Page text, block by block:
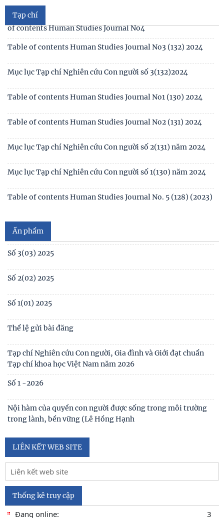
Thông báo 2773/TB-KHXH về Kết quả kiểm tra điều kiện,
tiêu chuẩn, văn bằng, chứng chỉ đối với thí
of contents Human Studies Journal No6
Mục lục tạp chí Nghiên cứu Con người số 5 (134) 2024 /Table
of contents Human Studies Journal No5
Mục lục tạp chí Nghiên cứu Con người số 4 (133) 2024 /Table
of contents Human Studies Journal No4
Table of contents Human Studies Journal No3 (132) 2024
Mục lục Tạp chí Nghiên cứu Con người số 3(132)2024
Table of contents Human Studies Journal No1 (130) 2024
Table of contents Human Studies Journal No2 (131) 2024
Mục lục Tạp chí Nghiên cứu Con người số 2(131) năm 2024
Table of contents Human Studies Journal No. 5 (128) (2023)
Ấn phẩm
Số 1(04) 2026
Giới thiệu sách mới: Xã hội học Gia đình
No1(01) 2025
Số 3(03) 2025
Số 2(02) 2025
Số 1(01) 2025
Thể lệ gửi bài đăng
Tạp chí Nghiên cứu Con người, Gia đình và Giới đạt chuẩn
Tạp chí khoa học Việt Nam năm 2026
trong lành, bền vững (Lê Hồng Hạnh
LIÊN KẾT WEB SITE